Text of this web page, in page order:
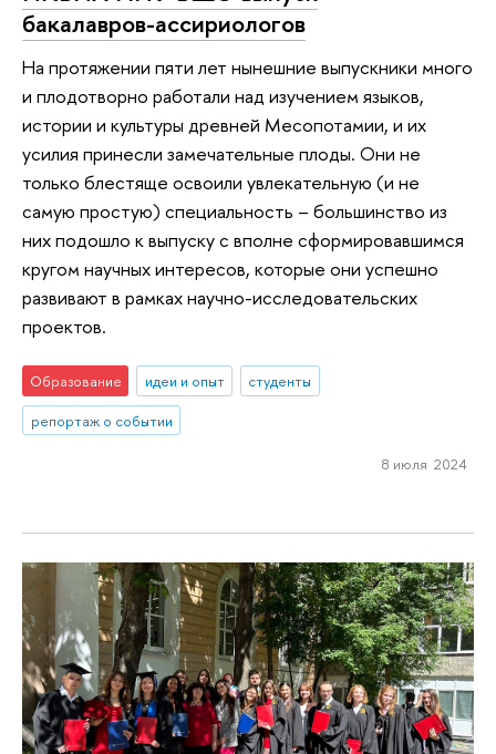
бакалавров-ассириологов
На протяжении пяти лет нынешние выпускники много
и плодотворно работали над изучением языков,
истории и культуры древней Месопотамии, и их
усилия принесли замечательные плоды. Они не
только блестяще освоили увлекательную (и не
самую простую) специальность – большинство из
них подошло к выпуску с вполне сформировавшимся
кругом научных интересов, которые они успешно
развивают в рамках научно-исследовательских
проектов.
Образование идеи и опыт
студенты
репортаж о событии
8 июля 2024